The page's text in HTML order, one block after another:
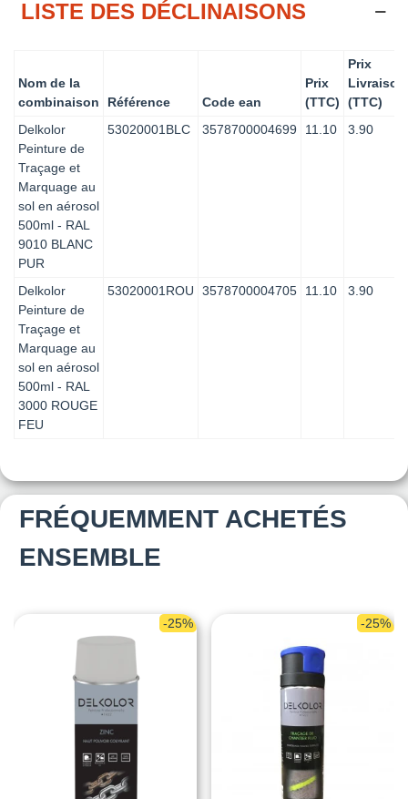
LISTE DES DÉCLINAISONS
Nom de la
combinaison
Référence Code ean
Prix
(TTC)
Prix
Livraison
(TTC)
Delkolor
Peinture de
Traçage et
Marquage au
sol en aérosol
500ml - RAL
9010 BLANC
PUR
53020001BLC 3578700004699 11.10 3.90
Delkolor
Peinture de
Traçage et
Marquage au
sol en aérosol
500ml - RAL
3000 ROUGE
FEU
53020001ROU 3578700004705 11.10 3.90
FRÉQUEMMENT ACHETÉS
ENSEMBLE
-25% -25%